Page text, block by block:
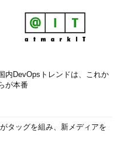
内DevOpsトレンドは、これか
が本番
タッグを組み、新メディアを